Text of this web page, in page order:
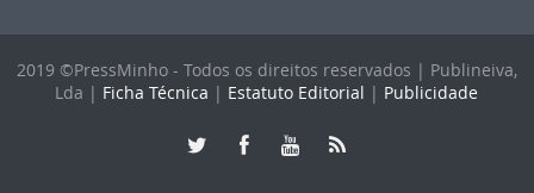
2019 ©PressMinho - Todos os direitos reservados | Publineiva,
Lda | Ficha Técnica | Estatuto Editorial | Publicidade